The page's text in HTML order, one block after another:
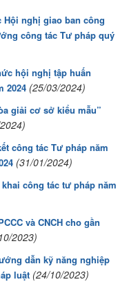
nghị giao ban công
công tác Tư pháp quý
hội nghị tập huấn
2024 (25/03/2024)
giải cơ sở kiểu mẫu”
công tác Tư pháp năm
(31/01/2024)
công tác tư pháp năm
và CNCH cho gần
2023)
dẫn kỹ năng nghiệp
luật (24/10/2023)